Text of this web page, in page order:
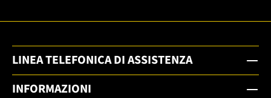
LINEA TELEFONICA DI ASSISTENZA
INFORMAZIONI